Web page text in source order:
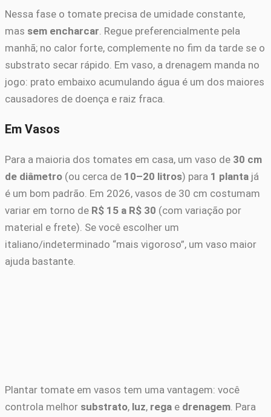
Nessa fase o tomate precisa de umidade constante,
mas sem encharcar . Regue preferencialmente pela
manhã; no calor forte, complemente no fim da tarde se o
substrato secar rápido. Em vaso, a drenagem manda no
jogo: prato embaixo acumulando água é um dos maiores
causadores de doença e raiz fraca.
Em Vasos
Para a maioria dos tomates em casa, um vaso de 30 cm
de diâmetro (ou cerca de 10–20 litros) para 1 planta já
é um bom padrão. Em 2026, vasos de 30 cm costumam
variar em torno de R$ 15 a R$ 30 (com variação por
material e frete). Se você escolher um
italiano/indeterminado “mais vigoroso”, um vaso maior
ajuda bastante.
Plantar tomate em vasos tem uma vantagem: você
controla melhor substrato, luz, rega e drenagem. Para